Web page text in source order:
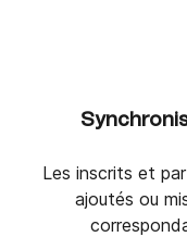
Les inscrits et
ajoutés ou